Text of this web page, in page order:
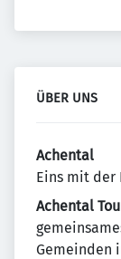
ÜBER UNS
Achental
Eins mit der
Achental
Gemeinden